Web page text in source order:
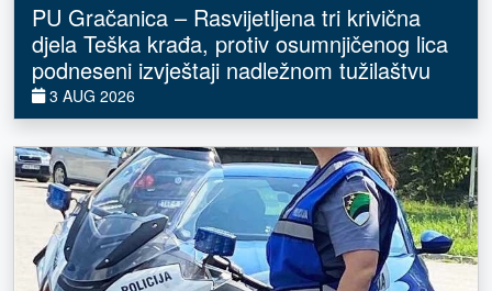
PU Gračanica – Rasvijetljena tri krivična
djela Teška krađa, protiv osumnjičenog lica
podneseni izvještaji nadležnom tužilaštvu
3 AUG 2026